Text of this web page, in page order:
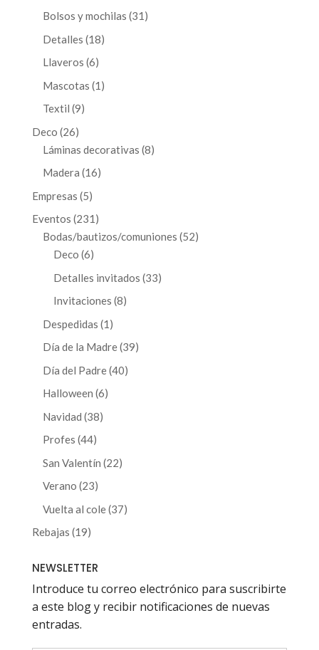
producto
Bolsos y mochilas 31 31
Detalles 1818
Llaveros 66
productos
Mascotas 1 1
Textil 99
Deco 2626
productos
Láminas decorativas 88
Madera 1616
Empresas 55
productos
Eventos 231 231
productos
Bodas/bautizos/comuniones 5252
Deco 66
productos
Detalles invitados 3333
Invitaciones 88
Despedidas 1 1
producto
Día de la Madre 3939
Día del Padre 4040
Halloween 66
Navidad 3838
Profes 4444
productos
San Valentín 2222
Verano 2323
productos
Vuelta al cole 3737
Rebajas 1919
NEWSLETTER